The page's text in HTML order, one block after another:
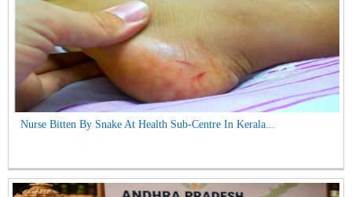
Nurse Bitten By Snake At Health Sub-Centre In Kerala...